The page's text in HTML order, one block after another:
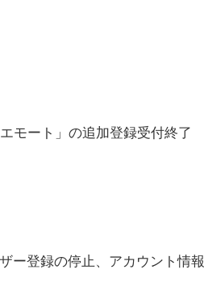
モート」の追加登録受付終了
ー登録の停止、アカウント情報